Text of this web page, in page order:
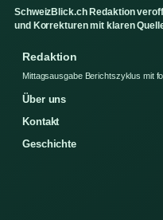
SchweizBlick.ch Redaktion
und Korrekturen mit klaren
Redaktion
Mittagsausgabe Berichtszyklus mit
Über uns
Kontakt
Geschichte